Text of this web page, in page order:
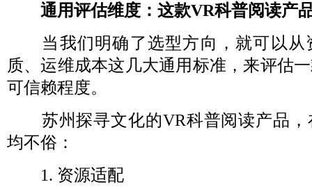
通用评估维度：这款VR科普阅读产
当我们明确了选型方向，就可以从
质、运维成本这几大通用标准，来评估
可信赖程度。
苏州探寻文化的VR科普阅读产品，
均不俗：
1. 资源适配